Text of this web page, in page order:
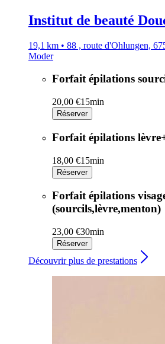
Institut de beauté
19,1 km • 88 , route d'Ohlungen,
Moder
Forfait épilations
20,00 €15min
Réserver
Forfait épilations
18,00 €15min
Réserver
Forfait épilations
(sourcils,lèvre,menton)
23,00 €30min
Réserver
Découvrir plus de prestations